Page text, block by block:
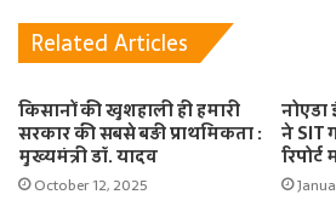
Related Articles
किसानों की खुशहाली ही हमारी
सरकार की सबसे बड़ी प्राथमिकता :
मुख्यमंत्री डॉ. यादव
October 12, 2025
नोएडा
ने SIT
रिपोर्ट